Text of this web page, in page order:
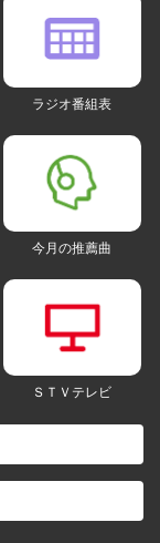
ラジオ番組表
今月の推薦曲
ＳＴＶテレビ